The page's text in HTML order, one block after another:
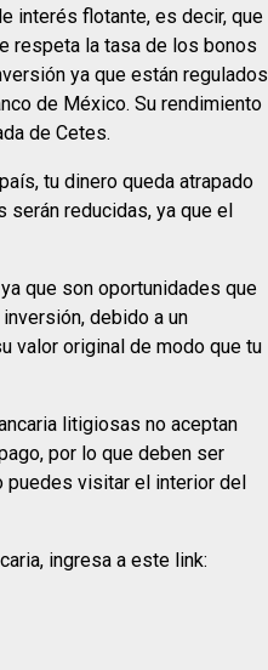
interés flotante, es decir, que
respeta la tasa de los bonos
ya que están regulados
de México. Su rendimiento
de Cetes.
tu dinero queda atrapado
serán reducidas, ya que el
que son oportunidades que
debido a un
valor original de modo que tu
litigiosas no aceptan
por lo que deben ser
puedes visitar el interior del
ingresa a este link: